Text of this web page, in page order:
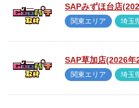
SAPみずほ台店
関東エリア 埼玉
SAP草加店(2026年
関東エリア 埼玉